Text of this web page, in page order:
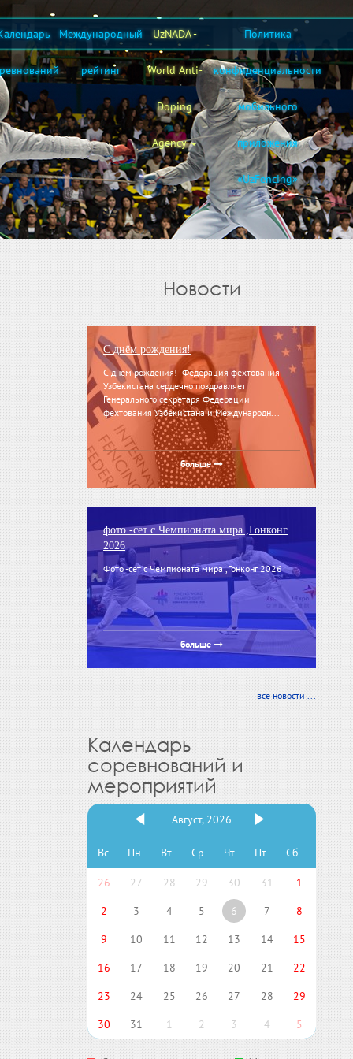
Международный
рейтинг
UzNADA -
World Anti-
Doping
Agency
Политика
конфиденциальности
мобильного
приложения
«UzFencing»
Новости
С днём рождения!
С днём рождения! Федерация фехтования
Узбекистана сердечно поздравляет
Генерального секретаря Федерации
фехтования Узбекистана и Международн...
больше
фото -сет с Чемпионата мира ,Гонконг
2026
Фото -сет с Чемпионата мира ,Гонконг 2026
больше
все новости ...
Календарь
соревнований и
мероприятий
Август, 2026
Вс Пн Вт Ср Чт Пт Сб
26 27 28 29 30 31
1
2
3 4 5 6 7
8
9
10 11 12 13 14
15
16
17 18 19 20 21
22
23
24 25 26 27 28
29
30
31 1 2 3 4 5